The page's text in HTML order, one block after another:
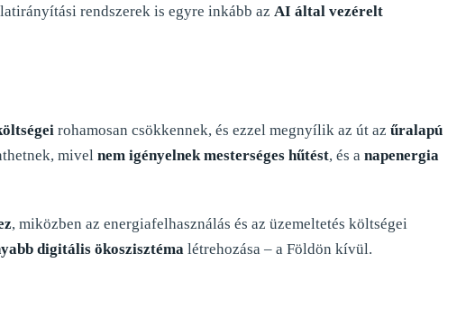
rendszerek is egyre inkább az AI által vezérelt
rohamosan csökkennek, és ezzel megnyílik az út az űralapú
mivel nem igényelnek mesterséges hűtést, és a napenergia
, miközben az energiafelhasználás és az üzemeltetés költségei
digitális ökoszisztéma létrehozása – a Földön kívül.